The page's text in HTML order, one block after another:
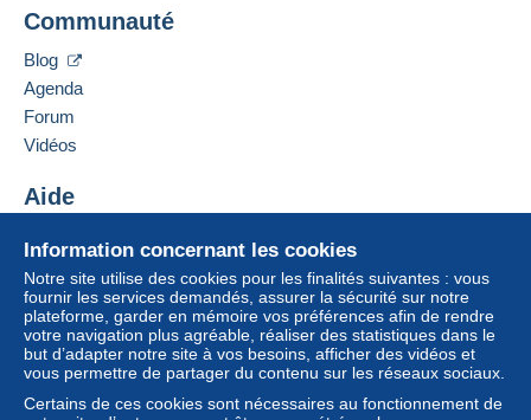
Information concernant les cookies
Notre site utilise des cookies pour les finalités suivantes : vous
fournir les services demandés, assurer la sécurité sur notre
plateforme, garder en mémoire vos préférences afin de rendre
votre navigation plus agréable, réaliser des statistiques dans le
but d’adapter notre site à vos besoins, afficher des vidéos et
vous permettre de partager du contenu sur les réseaux sociaux.
Certains de ces cookies sont nécessaires au fonctionnement de
Communauté
Blog
Agenda
Forum
Vidéos
Aide
Acheter sur Delcampe
Vendre sur Delcampe
Un site sécurisé